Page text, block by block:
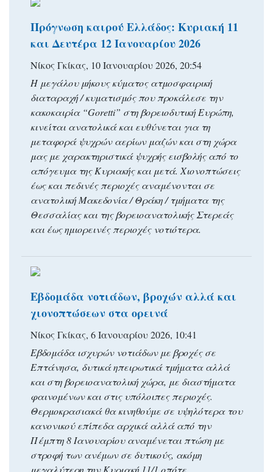
Πρόγνωση καιρού Ελλάδος: Κυριακή 11
και Δευτέρα 12 Ιανουαρίου 2026
Νίκος Γκίκας, 10 Ιανουαρίου 2026, 20:54
Η μεγάλου μήκους κύματος ατμοσφαιρική
διαταραχή / κυματισμός που προκάλεσε την
κακοκαιρία “Goretti” στη βορειοδυτική Ευρώπη,
κινείται ανατολικά και ευθύνεται για τη
μεταφορά ψυχρών αερίων μαζών και στη χώρα
μας με χαρακτηριστικά ψυχρής εισβολής από το
απόγευμα της Κυριακής και μετά. Χιονοπτώσεις
έως και πεδινές περιοχές αναμένονται σε
ανατολική Μακεδονία / Θράκη / τμήματα της
Θεσσαλίας και της βορειοανατολικής Στερεάς
και έως ημιορεινές περιοχές νοτιότερα.
Εβδομάδα νοτιάδων, βροχών αλλά και
χιονοπτώσεων στα ορεινά
Νίκος Γκίκας, 6 Ιανουαρίου 2026, 10:41
Εβδομάδα ισχυρών νοτιάδων με βροχές σε
Επτάνησα, δυτικά ηπειρωτικά τμήματα αλλά
και στη βορειοανατολική χώρα, με διαστήματα
φαινομένων και στις υπόλοιπες περιοχές.
Θερμοκρασιακά θα κινηθούμε σε υψηλότερα του
κανονικού επίπεδα αρχικά αλλά από την
Πέμπτη 8 Ιανουαρίου αναμένεται πτώση με
στροφή των ανέμων σε δυτικούς, ακόμη
μεγαλύτερη την Κυριακή 11/1 οπότε